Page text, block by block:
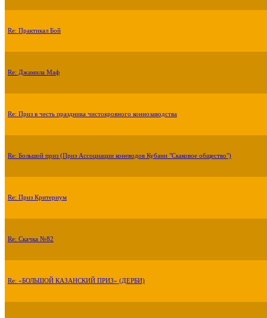
Re: Практикал Бой
Re: Джамила Маф
Re: Приз в честь праздника чистокровного коннозаводства
Re: Большой приз (Приз Ассоциации коневодов Кубани "Скаковое общество")
Re: Приз Критериум
Re: Скачка №82
Re: «БОЛЬШОЙ КАЗАНСКИЙ ПРИЗ» (ДЕРБИ)